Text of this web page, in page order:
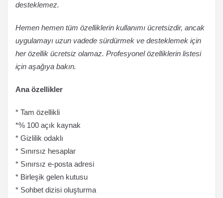
desteklemez.
Hemen hemen tüm özelliklerin kullanımı ücretsizdir, ancak
uygulamayı uzun vadede sürdürmek ve desteklemek için
her özellik ücretsiz olamaz. Profesyonel özelliklerin listesi
için aşağıya bakın.
Ana özellikler
* Tam özellikli
*% 100 açık kaynak
* Gizlilik odaklı
* Sınırsız hesaplar
* Sınırsız e-posta adresi
* Birleşik gelen kutusu
* Sohbet dizisi oluşturma